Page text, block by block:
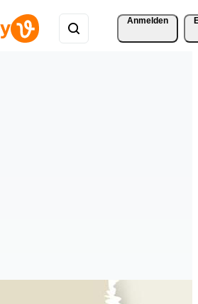
Anmelden